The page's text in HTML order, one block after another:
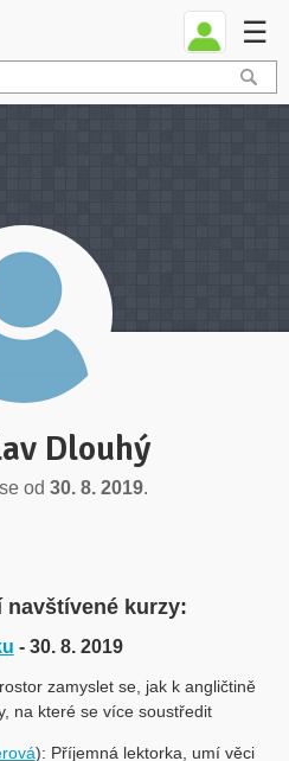
☰
Dlouhý
od30. 8. 2019.
kurzy:
- 30. 8. 2019
zamyslet se, jak k angličtině
na které se více soustředit
): Příjemná lektorka, umí věci